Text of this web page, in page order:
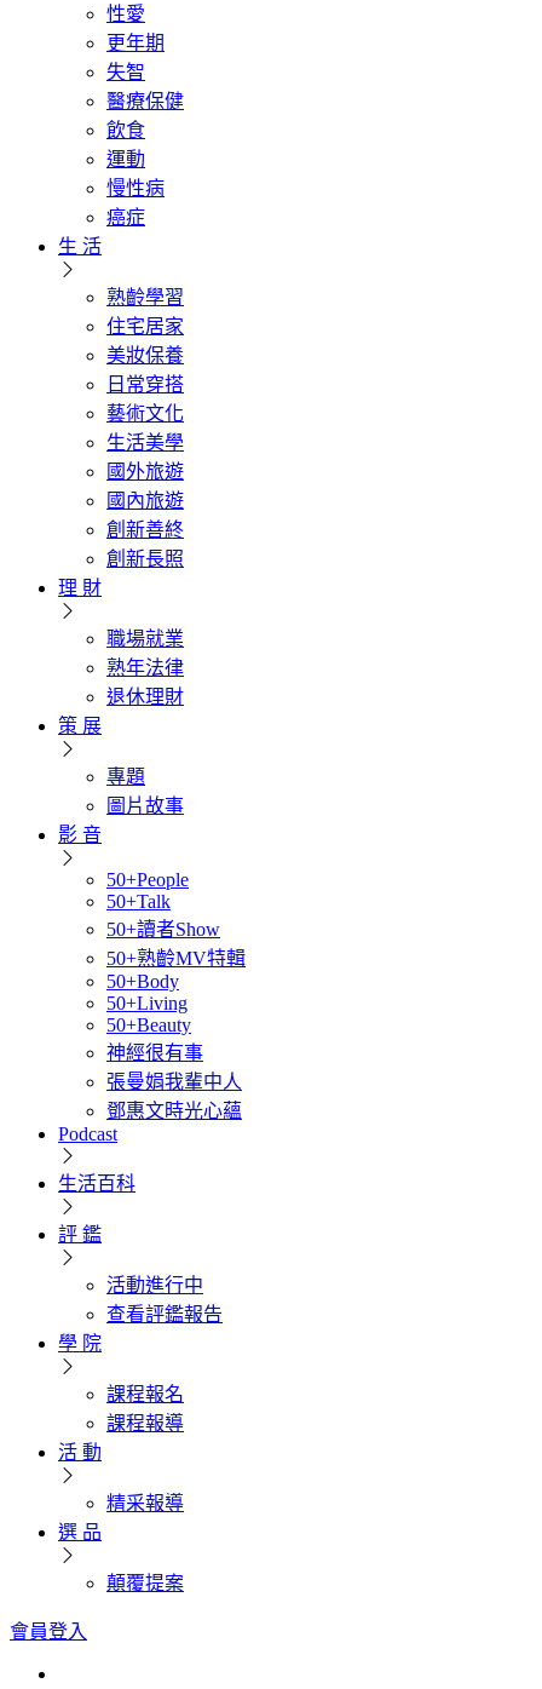
性愛
更年期
失智
醫療保健
飲食
運動
慢性病
癌症
生 活
熟齡學習
住宅居家
美妝保養
日常穿搭
藝術文化
生活美學
國外旅遊
國內旅遊
創新善終
創新長照
理 財
職場就業
熟年法律
退休理財
策 展
專題
圖片故事
影 音
50+People
50+Talk
50+讀者Show
50+熟齡MV特輯
50+Body
50+Living
50+Beauty
神經很有事
張曼娟我輩中人
鄧惠文時光心蘊
Podcast
生活百科
評 鑑
活動進行中
查看評鑑報告
學 院
課程報名
課程報導
活 動
精采報導
選 品
顛覆提案
會員登入